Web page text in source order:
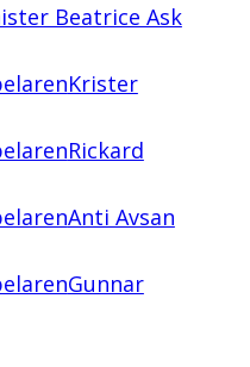
Beatrice Ask
Krister
Rickard
Anti Avsan
Gunnar